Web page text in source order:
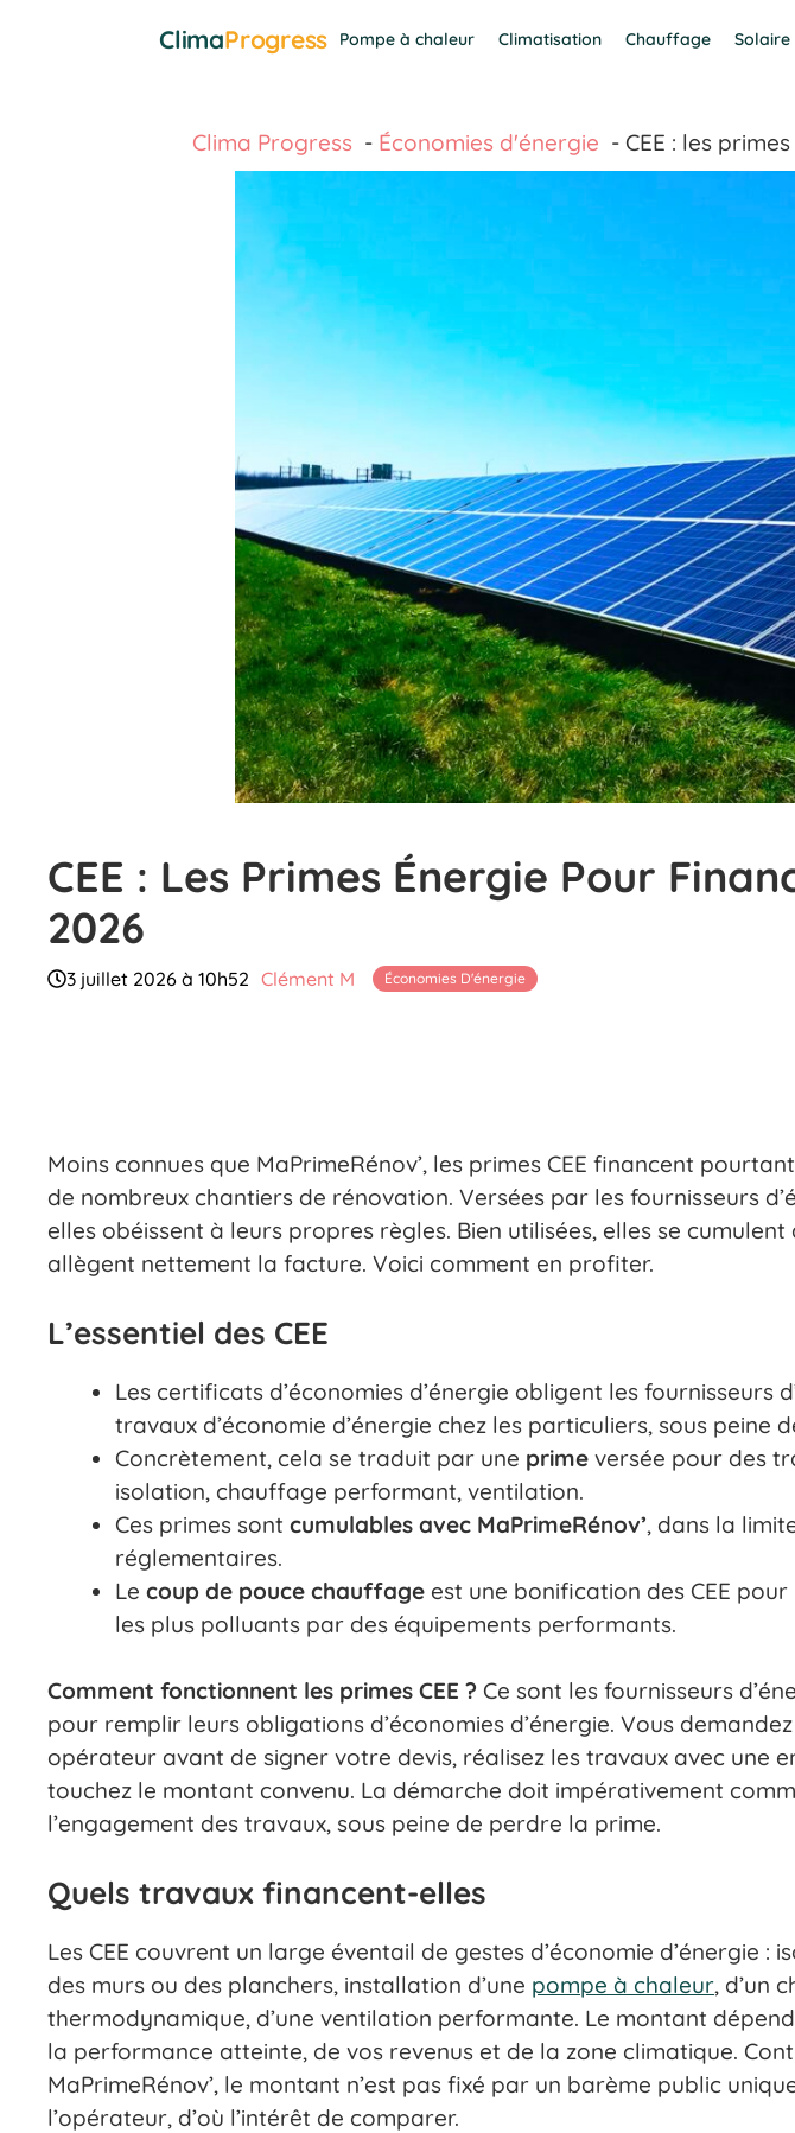
ClimaProgress Pompe à chaleur Climatisation Chauffage Solaire
Clima Progress Économies d'énergie CEE : les
CEE : Les Primes Énergie Pour
2026
3 juillet 2026 à 10h52 Clément M Économies D'énergie
Moins connues que MaPrimeRénov’, les primes CEE financent
de nombreux chantiers de rénovation. Versées par les fournisseurs
elles obéissent à leurs propres règles. Bien utilisées, elles se
allègent nettement la facture. Voici comment en profiter.
L’essentiel des CEE
Les certificats d’économies d’énergie obligent les fournisseurs
travaux d’économie d’énergie chez les particuliers, sous peine
Concrètement, cela se traduit par une prime versée pour des
isolation, chauffage performant, ventilation.
Ces primes sont cumulables avec MaPrimeRénov’, dans la
réglementaires.
Le coup de pouce chauffage est une bonification des CEE
les plus polluants par des équipements performants.
Comment fonctionnent les primes CEE ? Ce sont les fournisseurs
pour remplir leurs obligations d’économies d’énergie. Vous
opérateur avant de signer votre devis, réalisez les travaux avec une
touchez le montant convenu. La démarche doit impérativement
l’engagement des travaux, sous peine de perdre la prime.
Quels travaux financent-elles
Les CEE couvrent un large éventail de gestes d’économie d’énergie :
des murs ou des planchers, installation d’une pompe à chaleur, d’un
thermodynamique, d’une ventilation performante. Le montant
la performance atteinte, de vos revenus et de la zone climatique.
MaPrimeRénov’, le montant n’est pas fixé par un barème public
l’opérateur, d’où l’intérêt de comparer.